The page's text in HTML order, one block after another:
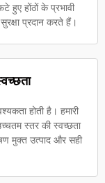
होंठों के प्रभावी
प्रदान करते हैं।
होती है। हमारी
स्तर की स्वच्छता
मुक्त उत्पाद और सही